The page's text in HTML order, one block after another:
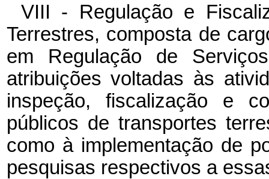
VIII - Regulação e
Terrestres, composta de
em Regulação de
atribuições voltadas às
inspeção, fiscalização e
públicos de transportes
como à implementação de
pesquisas respectivos a